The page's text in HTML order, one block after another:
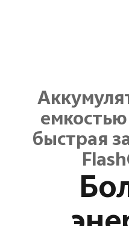
быстрая